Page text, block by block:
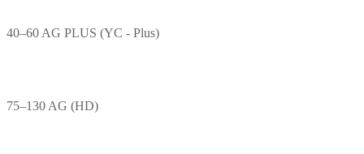
40–60 AG PLUS (YC - Plus)
75–130 AG (HD)